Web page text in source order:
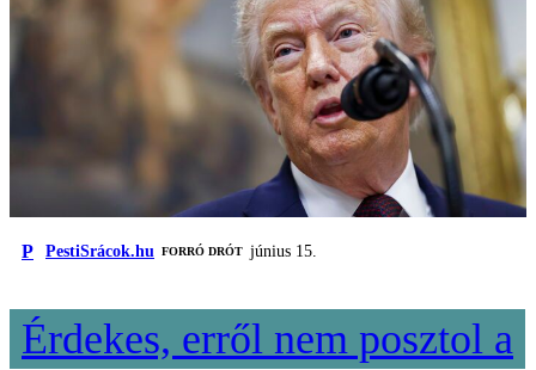
P PestiSrácok.hu FORRÓ DRÓT június 15.
Érdekes, erről nem posztol a